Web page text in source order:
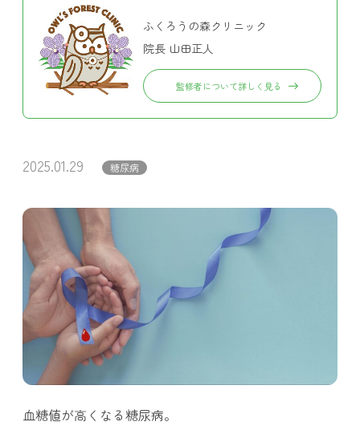
ふくろうの森クリニック
院長 山田正人
監修者について詳しく見る
2025.01.29 糖尿病
血糖値が高くなる糖尿病。